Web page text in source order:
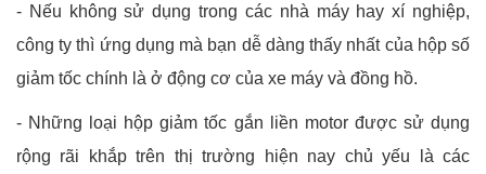
- Nếu không sử dụng trong các nhà máy hay xí nghiệp,
công ty thì ứng dụng mà bạn dễ dàng thấy nhất của hộp số
giảm tốc chính là ở động cơ của xe máy và đồng hồ.
- Những loại hộp giảm tốc gắn liền motor được sử dụng
rộng rãi khắp trên thị trường hiện nay chủ yếu là các